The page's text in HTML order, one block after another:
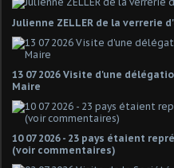
Julienne ZELLER de la verrerie
13 07 2026 Visite d'une
Maire
10 07 2026 - 23 pays étaient
(voir commentaires)